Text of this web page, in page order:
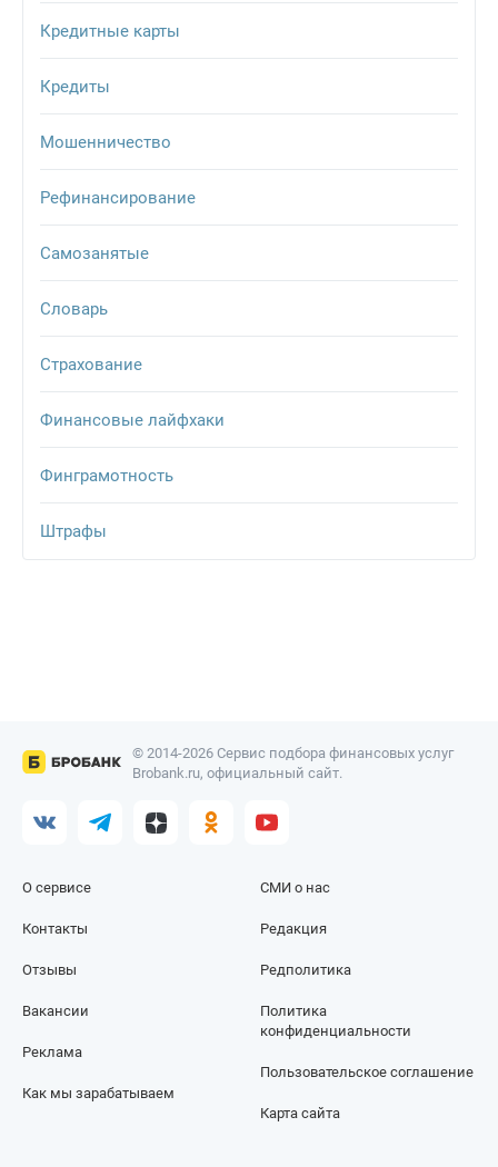
Кредитные карты
Кредиты
Мошенничество
Рефинансирование
Самозанятые
Словарь
Страхование
Финансовые лайфхаки
Финграмотность
Штрафы
© 2014-2026 Сервис подбора финансовых услуг
Brobank.ru, официальный сайт.
О сервисе
Контакты
Отзывы
СМИ о нас
Редакция
Редполитика
Вакансии
Реклама
Как мы зарабатываем
Политика
конфиденциальности
Пользовательское соглашение
Карта сайта